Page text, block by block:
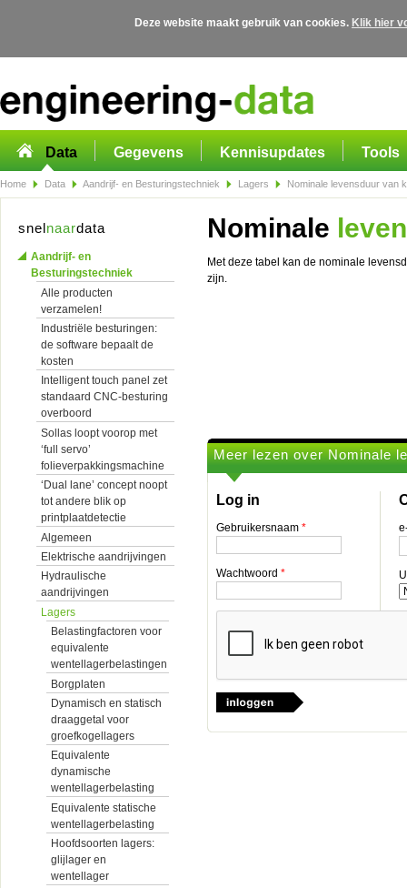
Deze website maakt gebruik van cookies. Klik hier
Data Gegevens Kennisupdates Tools
Home Data Aandrijf- en Besturingstechniek Lagers Nominale levensduur van
snelnaardata
Aandrijf- en
Besturingstechniek
Alle producten
verzamelen!
Industriële besturingen:
de software bepaalt de
kosten
Intelligent touch panel zet
standaard CNC-besturing
overboord
Sollas loopt voorop met
‘full servo’
folieverpakkingsmachine
‘Dual lane’ concept noopt
tot andere blik op
printplaatdetectie
Algemeen
Elektrische aandrijvingen
Hydraulische
aandrijvingen
Lagers
Belastingfactoren voor
equivalente
wentellagerbelastingen
Borgplaten
Dynamisch en statisch
draaggetal voor
groefkogellagers
Equivalente
dynamische
wentellagerbelasting
Equivalente statische
wentellagerbelasting
Hoofdsoorten lagers:
glijlager en
wentellager
Nominale
Met deze tabel kan de nominale
zijn.
Meer lezen over Nominale
Log in
Gebruikersnaam *
Wachtwoord *